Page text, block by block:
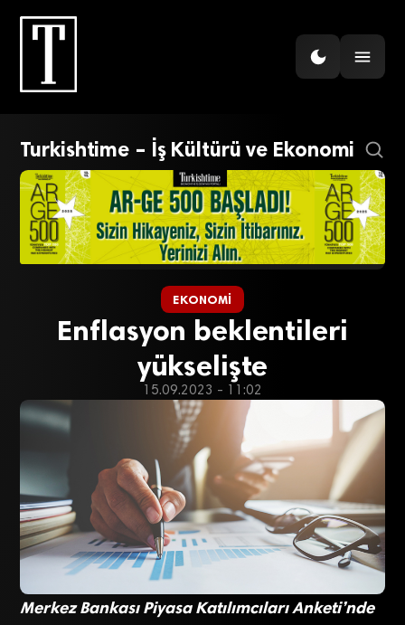
Turkishtime – İş Kültürü ve Ekonomi
EKONOMI
Enflasyon beklentileri
yükselişte
15.09.2023 - 11:02
Merkez Bankası Piyasa Katılımcıları Anketi’nde